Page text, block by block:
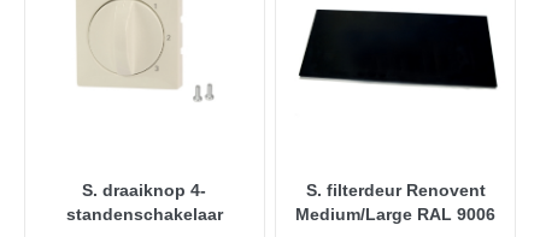
S. draaiknop 4-
standenschakelaar
S. filterdeur Renovent
Medium/Large RAL 9006